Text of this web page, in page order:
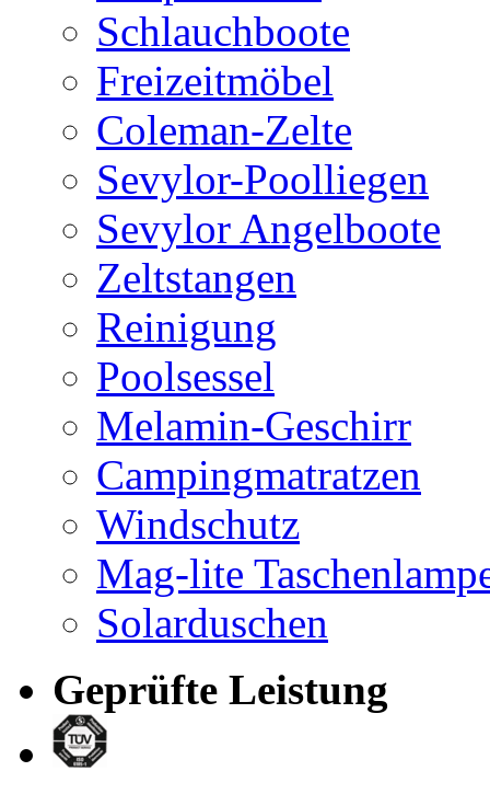
Schlauchboote
Freizeitmöbel
Coleman-Zelte
Sevylor-Poolliegen
Sevylor Angelboote
Zeltstangen
Reinigung
Poolsessel
Melamin-Geschirr
Campingmatratzen
Windschutz
Mag-lite
Solarduschen
Geprüfte Leistung